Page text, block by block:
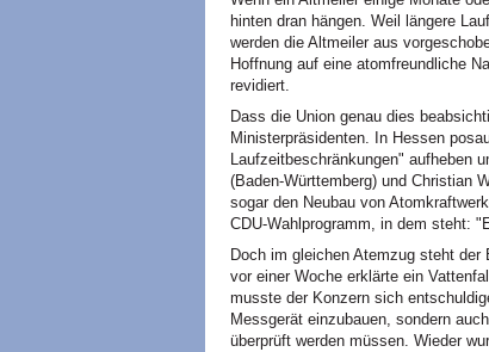
hinten dran hängen. Weil längere
werden die Altmeiler aus
Hoffnung auf eine atomfreundliche
revidiert.
Dass die Union genau dies
Ministerpräsidenten. In Hessen
Laufzeitbeschränkungen" aufheben
(Baden-Württemberg) und Christian
sogar den Neubau von
CDU-Wahlprogramm, in dem steht:
Doch im gleichen Atemzug steht
vor einer Woche erklärte ein
musste der Konzern sich
Messgerät einzubauen, sondern
überprüft werden müssen. Wieder